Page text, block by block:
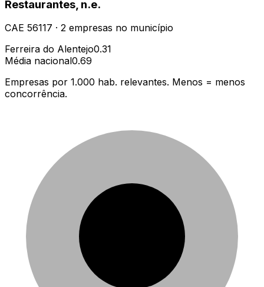
Restaurantes, n.e.
CAE 56117 · 2 empresas no município
Ferreira do Alentejo0.31
Média nacional0.69
Empresas por 1.000 hab. relevantes. Menos = menos
concorrência.